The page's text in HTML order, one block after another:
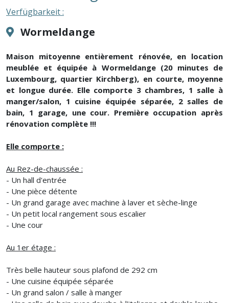
Verfügbarkeit :
Wormeldange
Maison mitoyenne entièrement rénovée, en location
meublée et équipée à Wormeldange (20 minutes de
Luxembourg, quartier Kirchberg), en courte, moyenne
et longue durée. Elle comporte 3 chambres, 1 salle à
manger/salon, 1 cuisine équipée séparée, 2 salles de
bain, 1 garage, une cour. Première occupation après
rénovation complète !!!
Elle comporte :
Au Rez-de-chaussée :
- Un hall d'entrée
- Une pièce détente
- Un grand garage avec machine à laver et sèche-linge
- Un petit local rangement sous escalier
- Une cour
Au 1er étage :
Très belle hauteur sous plafond de 292 cm
- Une cuisine équipée séparée
- Un grand salon / salle à manger